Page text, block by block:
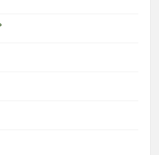
المناطق
مراسل المنار: العدو نفذ
وول ستريت جورنال: “مفاوضات